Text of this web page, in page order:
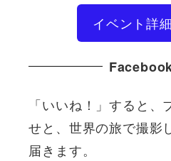
イベント詳
「いいね！」すると、
せと、世界の旅で撮影
届きます。